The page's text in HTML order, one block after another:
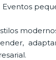
Eventos